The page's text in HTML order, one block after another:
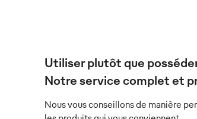
Utiliser plutôt que
Notre service complet et
Nous vous conseillons de manière